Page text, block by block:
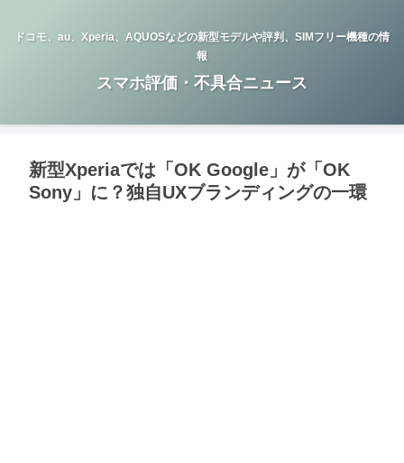
ドコモ、au、Xperia、AQUOSなどの新型モデルや評判、SIMフリー機種の情
報
スマホ評価・不具合ニュース
新型Xperiaでは「OK Google」が「OK
Sony」に？独自UXブランディングの一環